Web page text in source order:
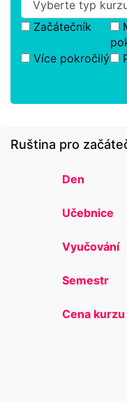
Začátečník
Více pokročilý
Ruština pro
Den
Učebnice
Vyučování
Semestr
Cena kurzu